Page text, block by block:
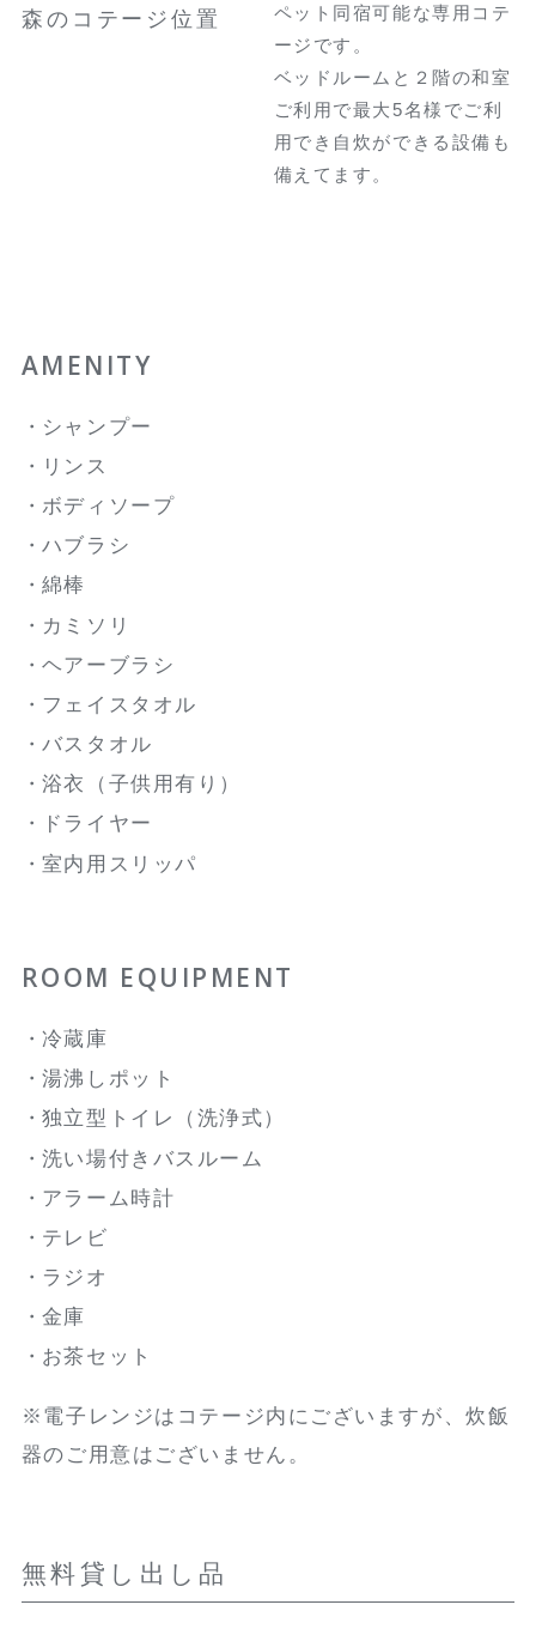
森のコテージ位置
ペット同宿可能な専用コテ
ージです。
ベッドルームと２階の和室
ご利用で最大5名様でご利
用でき自炊ができる設備も
備えてます。
AMENITY
シャンプー
リンス
ボディソープ
ハブラシ
綿棒
カミソリ
ヘアーブラシ
フェイスタオル
バスタオル
浴衣（子供用有り）
ドライヤー
室内用スリッパ
ROOM EQUIPMENT
冷蔵庫
湯沸しポット
独立型トイレ（洗浄式）
洗い場付きバスルーム
アラーム時計
テレビ
ラジオ
金庫
お茶セット
※電子レンジはコテージ内にございますが、炊飯
器のご用意はございません。
無料貸し出し品